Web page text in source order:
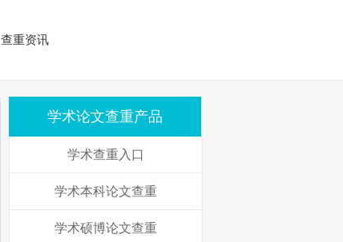
查重资讯
学术论文查重产品
学术查重入口
学术本科论文查重
学术硕博论文查重